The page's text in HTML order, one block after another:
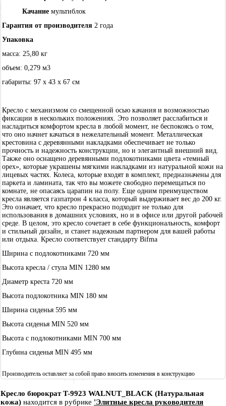
Качание мультиблок
Гарантия от производителя 2 года
Упаковка
масса: 25,80 кг
объем: 0,279 м3
габариты: 97 х 43 х 67 см
Кресло с механизмом со смещенной осью качания и возможностью
фиксации в нескольких положениях. Это позволяет расслабиться и
насладиться комфортом кресла в любой момент, не беспокоясь о том,
что оно начнет качаться в нежелательный момент. Металлическая
крестовина с деревянными накладками обеспечивает не только
прочность и надежность конструкции, но и элегантный внешний вид.
Также оно оснащено деревянными подлокотниками цвета «темный
орех», которые украшены мягкими накладками из натуральной кожи на
лицевых частях. Колеса, которые входят в комплект, предназначены для
паркета и ламината, так что вы можете свободно перемещаться по
комнате, не опасаясь царапин на полу. Еще одним преимуществом
кресла является газпатрон 4 класса, который выдерживает вес до 200 кг.
Это означает, что кресло прекрасно подходит не только для
использования в домашних условиях, но и в офисе или другой рабочей
среде. В целом, это кресло сочетает в себе функциональность, комфорт
и стильный дизайн, и станет надежным партнером для вашей работы
или отдыха. Кресло соответствует стандарту Bifma
Ширина с подлокотниками 720 мм
Высота кресла / стула MIN 1280 мм
Диаметр креста 720 мм
Высота подлокотника MIN 180 мм
Ширина сиденья 595 мм
Высота сиденья MIN 520 мм
Высота с подлокотниками MIN 700 мм
Глубина сиденья MIN 495 мм
Производитель оставляет за собой право вносить изменения в конструкцию
Кресло бюрократ T-9923 WALNUT_BLACK (Натуральная
кожа) находится в рубрике 'Элитные кресла руководителя